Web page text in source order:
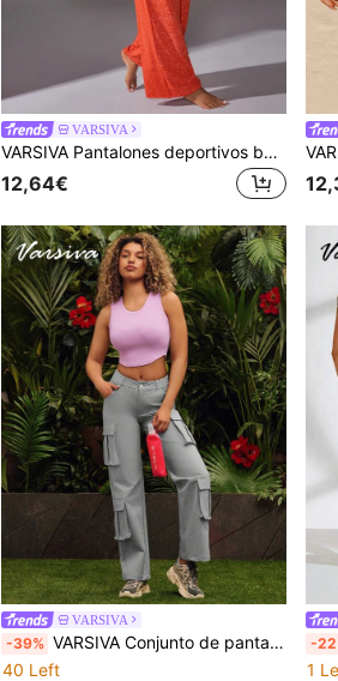
VARSIVA
VARSIVA Pantalones deportivos básicos de verano para exteriores con bolsillos y cinturón
12,64€
VARSIVA
-39% VARSIVA Conjunto de pantalones cargo con bolsillos y petos/jardineras para deportes y exteriores en verano
40 Left
-
1